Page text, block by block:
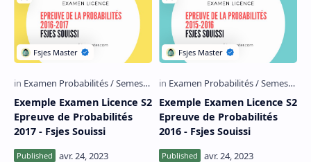
Exemple Examen Licence S2
Epreuve de Probabilités
2017 - Fsjes Souissi
Exemple Examen Licence S2
Epreuve de Probabilités
2016 - Fsjes Souissi